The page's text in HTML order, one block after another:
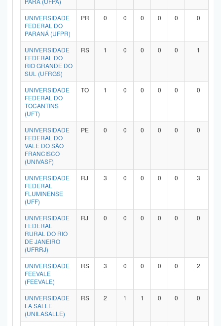
UNIVERSIDADE
FEDERAL DO
PARANÁ (UFPR)
PR 0 0 0 0 0 0
UNIVERSIDADE
FEDERAL DO
RIO GRANDE DO
SUL (UFRGS)
RS 1 0 0 0 0 1
UNIVERSIDADE
FEDERAL DO
TOCANTINS
(UFT)
TO 1 0 0 0 0 0
UNIVERSIDADE
FEDERAL DO
VALE DO SÃO
FRANCISCO
(UNIVASF)
PE 0 0 0 0 0 0
UNIVERSIDADE
FEDERAL
FLUMINENSE
(UFF)
RJ 3 0 0 0 0 3
UNIVERSIDADE
FEDERAL
RURAL DO RIO
DE JANEIRO
(UFRRJ)
RJ 0 0 0 0 0 0
UNIVERSIDADE
FEEVALE
(FEEVALE)
RS 3 0 0 0 0 2
UNIVERSIDADE
LA SALLE
(UNILASALLE)
RS 2 1 1 0 0 0